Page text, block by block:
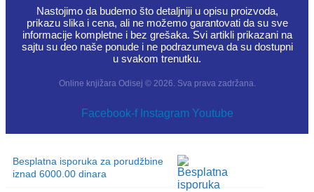
Nastojimo da budemo što detaljniji u opisu proizvoda,
prikazu slika i cena, ali ne možemo garantovati da su sve
informacije kompletne i bez grešaka. Svi artikli prikazani na
sajtu su deo naše ponude i ne podrazumeva da su dostupni
u svakom trenutku.
Online knjižara Odisej © 2026. Sva prava zadržana.
Facebook-f Instagram Youtube
Besplatna isporuka za porudžbine
iznad 6000.00 dinara